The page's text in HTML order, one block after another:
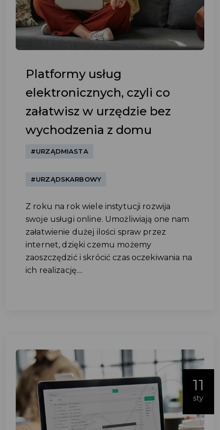
Platformy usług
elektronicznych, czyli co
załatwisz w urzędzie bez
wychodzenia z domu
#URZĄDMIASTA
#URZĄDSKARBOWY
Z roku na rok wiele instytucji rozwija
swoje usługi online. Umożliwiają one nam
załatwienie dużej ilości spraw przez
internet, dzięki czemu możemy
zaoszczędzić i skrócić czas oczekiwania na
ich realizację....
11
sty